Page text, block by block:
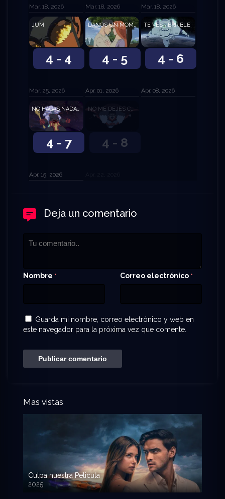
Mar. 18, 2026 Mar. 18, 2026 Mar. 18, 2026
4 - 4
JUM
Mar. 25, 2026
4 - 5
DANOS UN MOMENTO
Apr. 01, 2026
4 - 6
TE VES TERRIBLE
Apr. 08, 2026
4 - 7
NO HAGAS NADA LOCO
Apr. 15, 2026
4 - 8
NO ME DEJES COLGADO
Deja un comentario
Nombre * Correo electrónico *
Guarda mi nombre, correo electrónico y web en
este navegador para la próxima vez que comente.
Mas vistas
Culpa nuestra Pelicula
2025
720p HD